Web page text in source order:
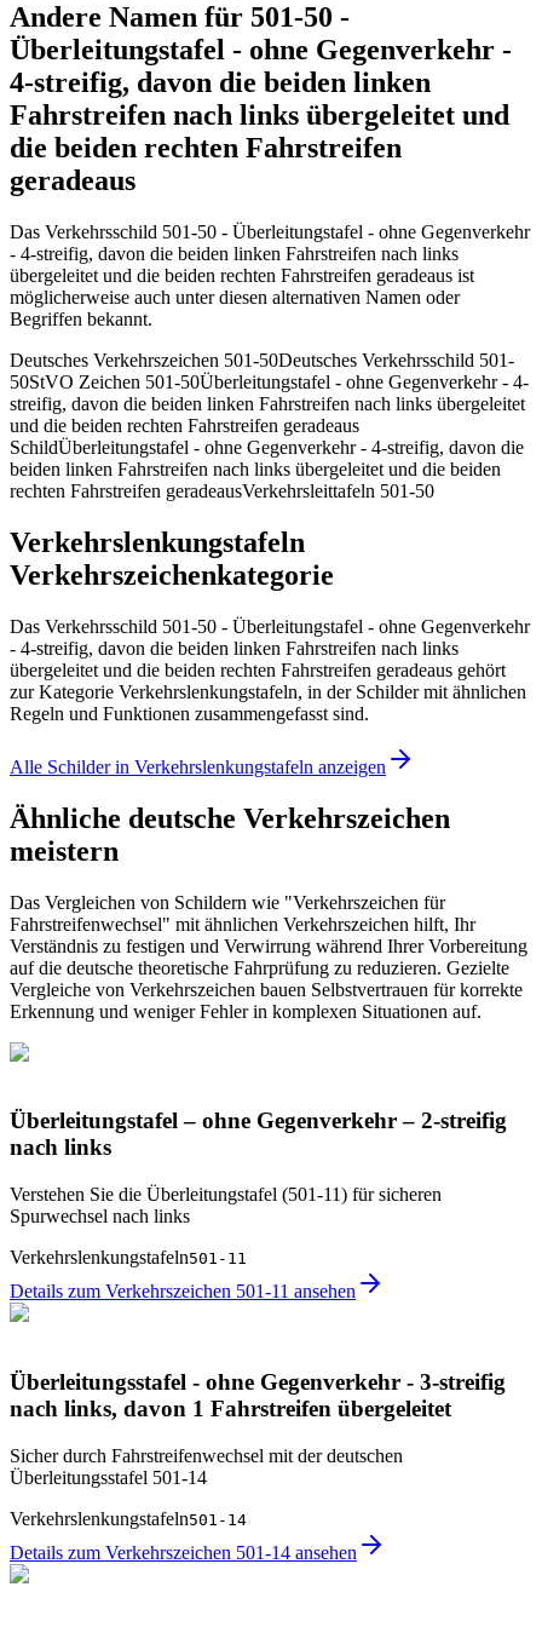
Andere Namen für 501-50 -
Überleitungstafel - ohne Gegenverkehr -
4-streifig, davon die beiden linken
Fahrstreifen nach links übergeleitet und
die beiden rechten Fahrstreifen
geradeaus
Das Verkehrsschild 501-50 - Überleitungstafel - ohne Gegenverkehr
- 4-streifig, davon die beiden linken Fahrstreifen nach links
übergeleitet und die beiden rechten Fahrstreifen geradeaus ist
möglicherweise auch unter diesen alternativen Namen oder
Begriffen bekannt.
Deutsches Verkehrszeichen 501-50Deutsches Verkehrsschild 501-
50StVO Zeichen 501-50Überleitungstafel - ohne Gegenverkehr - 4-
streifig, davon die beiden linken Fahrstreifen nach links übergeleitet
und die beiden rechten Fahrstreifen geradeaus
SchildÜberleitungstafel - ohne Gegenverkehr - 4-streifig, davon die
beiden linken Fahrstreifen nach links übergeleitet und die beiden
rechten Fahrstreifen geradeausVerkehrsleittafeln 501-50
Verkehrslenkungstafeln
Verkehrszeichenkategorie
Das Verkehrsschild 501-50 - Überleitungstafel - ohne Gegenverkehr
- 4-streifig, davon die beiden linken Fahrstreifen nach links
übergeleitet und die beiden rechten Fahrstreifen geradeaus gehört
zur Kategorie Verkehrslenkungstafeln, in der Schilder mit ähnlichen
Regeln und Funktionen zusammengefasst sind.
Alle Schilder in Verkehrslenkungstafeln anzeigen
Ähnliche deutsche Verkehrszeichen
meistern
Das Vergleichen von Schildern wie "Verkehrszeichen für
Fahrstreifenwechsel" mit ähnlichen Verkehrszeichen hilft, Ihr
Verständnis zu festigen und Verwirrung während Ihrer Vorbereitung
auf die deutsche theoretische Fahrprüfung zu reduzieren. Gezielte
Vergleiche von Verkehrszeichen bauen Selbstvertrauen für korrekte
Erkennung und weniger Fehler in komplexen Situationen auf.
Überleitungstafel – ohne Gegenverkehr – 2-streifig
nach links
Verstehen Sie die Überleitungstafel (501-11) für sicheren
Spurwechsel nach links
Verkehrslenkungstafeln501-11
Details zum Verkehrszeichen 501-11 ansehen
Überleitungsstafel - ohne Gegenverkehr - 3-streifig
nach links, davon 1 Fahrstreifen übergeleitet
Sicher durch Fahrstreifenwechsel mit der deutschen
Überleitungsstafel 501-14
Verkehrslenkungstafeln501-14
Details zum Verkehrszeichen 501-14 ansehen